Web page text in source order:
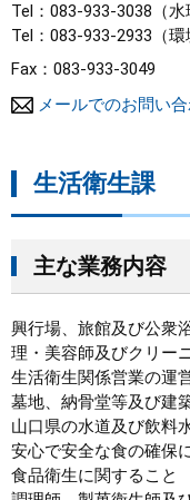
Tel：083-933-3038
水
Tel：083-933-2933
環
Fax：083-933-3049
メールでのお問い
生活衛生課
主な業務内容
興行場、旅館及び公衆
理・美容師及びクリー
生活衛生関係営業の運
墓地、納骨堂等及び建
山口県の水道及び飲料
安心で安全な食の確保
食品衛生に関すること